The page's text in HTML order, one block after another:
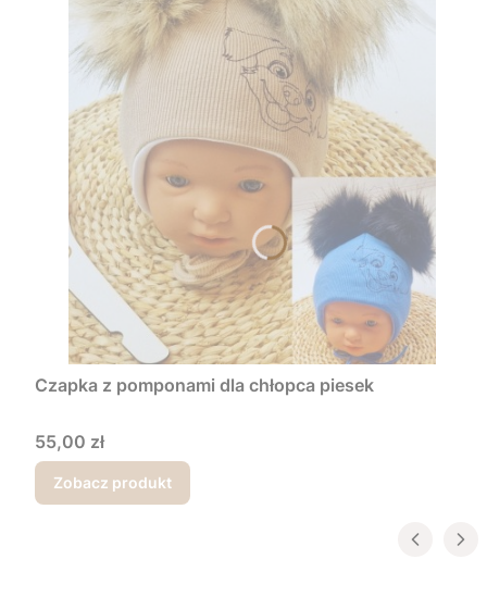
Czapka z pomponami dla chłopca piesek
Cena
55,00 zł
Zobacz produkt